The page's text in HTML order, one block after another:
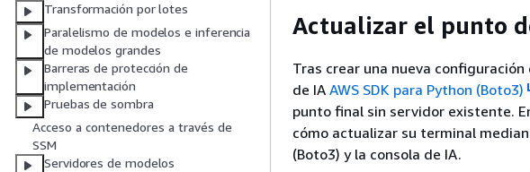
Transformación por lotes
Paralelismo de modelos e inferencia
de modelos grandes
Barreras de protección de
implementación
Pruebas de sombra
Acceso a contenedores a través de
SSM
Servidores de modelos
Actualizar el punto
Tras crear una nueva
de IA AWS SDK para Python (Boto3)
punto final sin servidor existente.
cómo actualizar su terminal
(Boto3) y la consola de IA.